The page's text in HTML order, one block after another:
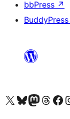
bbPress ↗
BuddyPress
Visitez notre compte X (précédemment Twitter)
Visiter notre compte Bluesky
Visiter notre compte
Visiter notre